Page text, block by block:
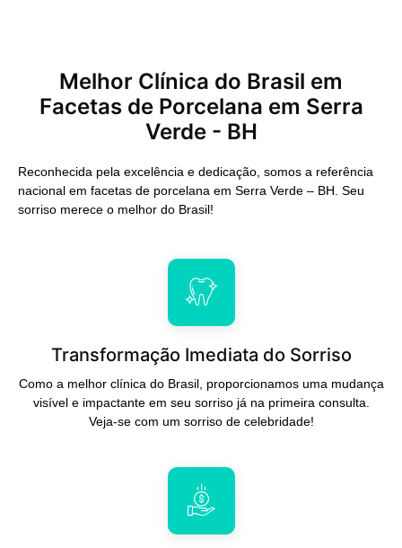
Melhor Clínica do Brasil em
Facetas de Porcelana em Serra
Verde - BH
Reconhecida pela excelência e dedicação, somos a referência
nacional em facetas de porcelana em Serra Verde – BH. Seu
sorriso merece o melhor do Brasil!
Transformação Imediata do Sorriso
Como a melhor clínica do Brasil, proporcionamos uma mudança
visível e impactante em seu sorriso já na primeira consulta.
Veja-se com um sorriso de celebridade!